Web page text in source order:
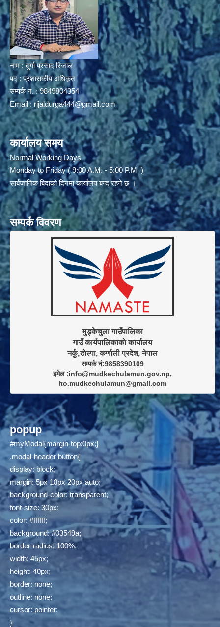
नाम : दुर्गा प्रसाद रिजाल
पद : प्रशासकीय अधिकृत
सम्पर्क नं. : 9849804354
Email : rijaldurga444@gmail.com
कार्यालय समय
Normal Working Days
Monday to Friday ( 9:00 A.M. - 5:00 P.M. )
सार्बजानिक बिदाको दिनमा कार्यालय बन्द रहने छ ।
सम्पर्क विवरण
मुड्केचुला गाउँपालिका
गाउँ कार्यपालिकाकाे कार्यालय
सम्पर्क नं:9858390109
इमेल :info@mudkechulamun.gov.np,
ito.mudkechulamun@gmail.com
popup
#myModal{margin-top:0px;}
.modal-header button{
display: block;
margin: 5px 18px 20px auto;
background-color: transparent;
font-size: 30px;
color: #ffffff;
background: #03549a;
border-radius: 100%;
width: 45px;
height: 40px;
border: none;
outline: none;
cursor: pointer;
}